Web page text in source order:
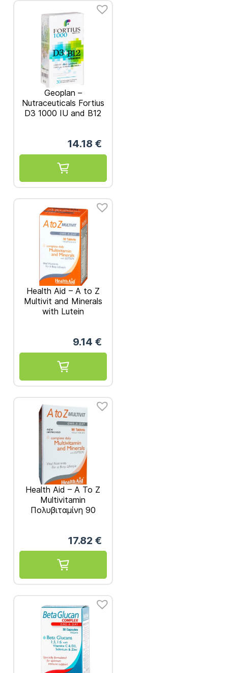
Geoplan –
Nutraceuticals Fortius
D3 1000 IU and B12
14.18 €
Health Aid – A to Z
Multivit and Minerals
with Lutein
9.14 €
Health Aid – A To Z
Multivitamin
Πολυβιταμίνη 90
17.82 €